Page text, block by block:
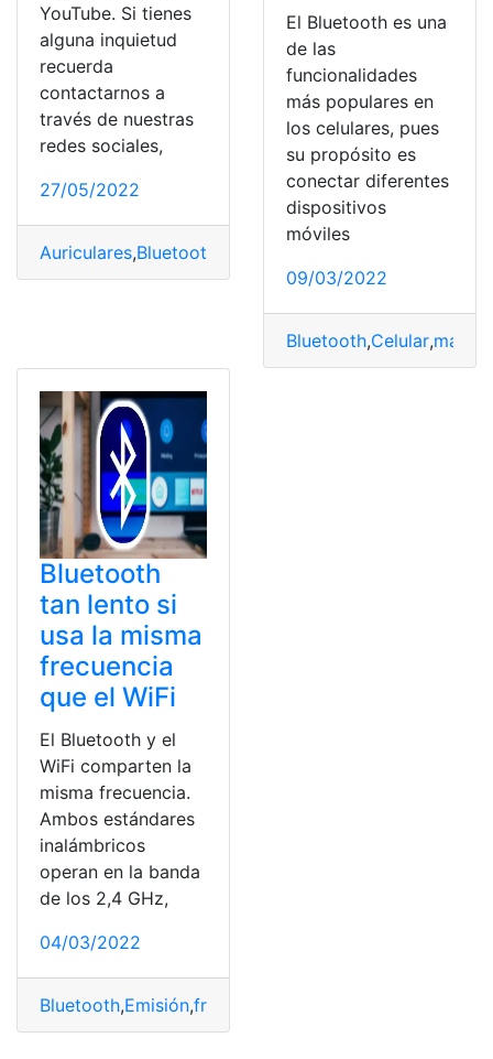
YouTube. Si tienes
alguna inquietud
recuerda
contactarnos a
través de nuestras
redes sociales,
27/05/2022
Auriculares,Bluetooth
El Bluetooth es una
de las
funcionalidades
más populares en
los celulares, pues
su propósito es
conectar diferentes
dispositivos
móviles
09/03/2022
Bluetooth,Celular,malo
Bluetooth
tan lento si
usa la misma
frecuencia
que el WiFi
El Bluetooth y el
WiFi comparten la
misma frecuencia.
Ambos estándares
inalámbricos
operan en la banda
de los 2,4 GHz,
04/03/2022
Bluetooth,Emisión,frecuencia